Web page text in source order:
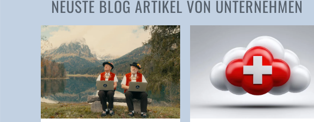
NEUSTE BLOG ARTIKEL VON UNTERNEHMEN